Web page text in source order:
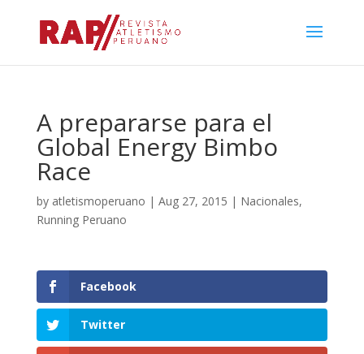
A prepararse para el
Global Energy Bimbo
Race
by atletismoperuano | Aug 27, 2015 | Nacionales,
Running Peruano
Facebook
Twitter